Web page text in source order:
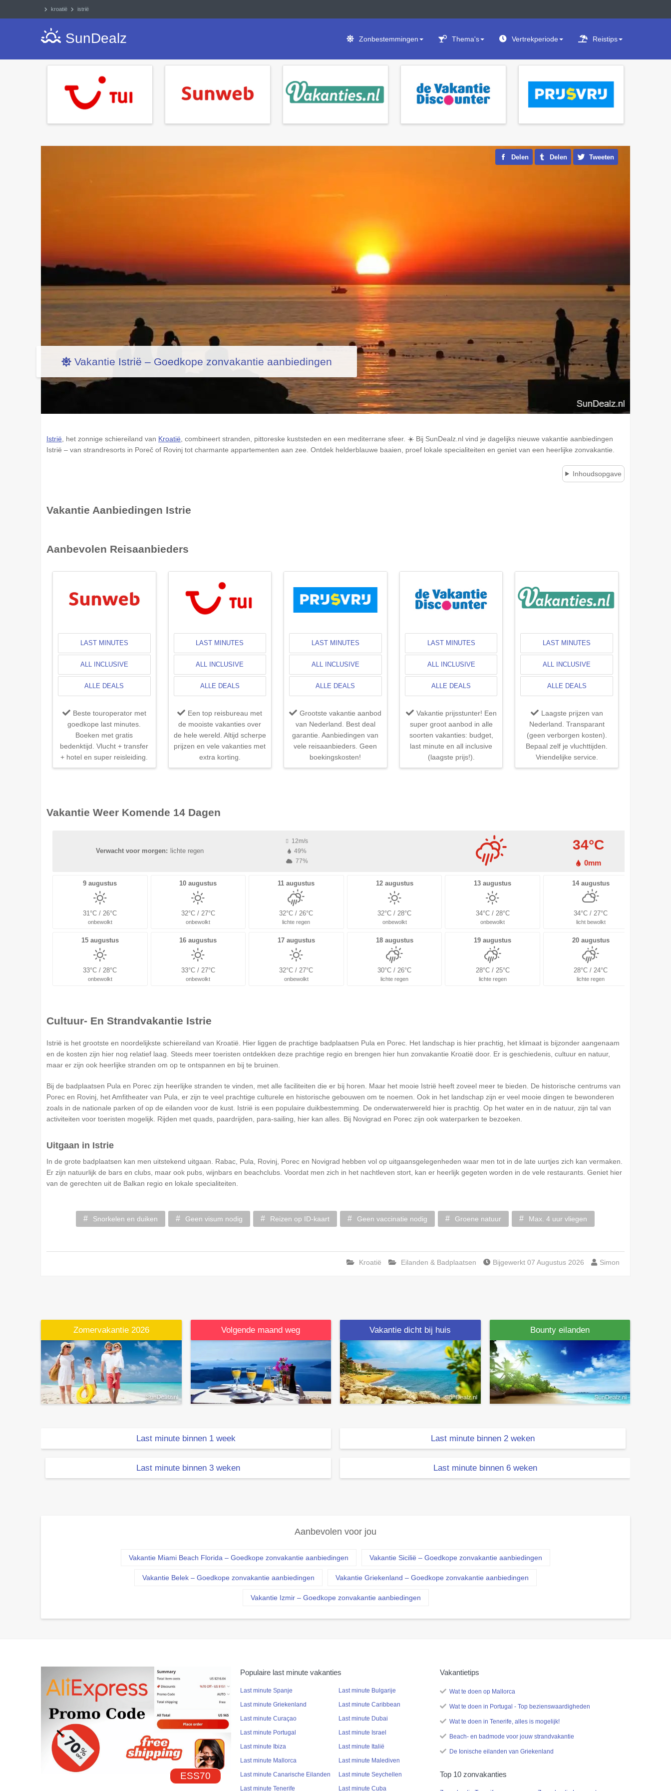
kroatië istrië
SunDealz Zonbestemmingen Thema's Vertrekperiode Reistips
Vakantie Istrië – Goedkope zonvakantie aanbiedingen
Delen Delen Tweeten
Istrië , het zonnige schiereiland van Kroatië , combineert stranden, pittoreske kuststeden en een mediterrane sfeer. ☀️ Bij SunDealz.nl vind je dagelijks nieuwe vakantie aanbiedingen
Istrië – van strandresorts in Poreč of Rovinj tot charmante appartementen aan zee. Ontdek helderblauwe baaien, proef lokale specialiteiten en geniet van een heerlijke zonvakantie.
Inhoudsopgave
Vakantie Aanbiedingen Istrie
Aanbevolen Reisaanbieders
LAST MINUTES
ALL INCLUSIVE
ALLE DEALS
Beste touroperator met
goedkope last minutes.
Boeken met gratis
bedenktijd. Vlucht + transfer
+ hotel en super reisleiding.
LAST MINUTES
ALL INCLUSIVE
ALLE DEALS
Een top reisbureau met
de mooiste vakanties over
de hele wereld. Altijd scherpe
prijzen en vele vakanties met
extra korting.
LAST MINUTES
ALL INCLUSIVE
ALLE DEALS
Grootste vakantie aanbod
van Nederland. Best deal
garantie. Aanbiedingen van
vele reisaanbieders. Geen
boekingskosten!
LAST MINUTES
ALL INCLUSIVE
ALLE DEALS
Vakantie prijsstunter! Een
super groot aanbod in alle
soorten vakanties: budget,
last minute en all inclusive
(laagste prijs!).
LAST MINUTES
ALL INCLUSIVE
ALLE DEALS
Laagste prijzen van
Nederland. Transparant
(geen verborgen kosten).
Bepaal zelf je vluchttijden.
Vriendelijke service.
Vakantie Weer Komende 14 Dagen
Verwacht voor morgen: lichte regen 34°C
0mm
12m/s
49%
77%
9 augustus
31°C / 26°C
onbewolkt
10 augustus
32°C / 27°C
onbewolkt
11 augustus
32°C / 26°C
lichte regen
12 augustus
32°C / 28°C
onbewolkt
13 augustus
34°C / 28°C
onbewolkt
14 augustus
34°C / 27°C
licht bewolkt
15 augustus
33°C / 28°C
onbewolkt
16 augustus
33°C / 27°C
onbewolkt
17 augustus
32°C / 27°C
onbewolkt
18 augustus
30°C / 26°C
lichte regen
19 augustus
28°C / 25°C
lichte regen
20 augustus
28°C / 24°C
lichte regen
Cultuur- En Strandvakantie Istrie
Istrië is het grootste en noordelijkste schiereiland van Kroatië. Hier liggen de prachtige badplaatsen Pula en Porec. Het landschap is hier prachtig, het klimaat is bijzonder aangenaam
en de kosten zijn hier nog relatief laag. Steeds meer toeristen ontdekken deze prachtige regio en brengen hier hun zonvakantie Kroatië door. Er is geschiedenis, cultuur en natuur,
maar er zijn ook heerlijke stranden om op te ontspannen en bij te bruinen.
Bij de badplaatsen Pula en Porec zijn heerlijke stranden te vinden, met alle faciliteiten die er bij horen. Maar het mooie Istrië heeft zoveel meer te bieden. De historische centrums van
Porec en Rovinj, het Amfitheater van Pula, er zijn te veel prachtige culturele en historische gebouwen om te noemen. Ook in het landschap zijn er veel mooie dingen te bewonderen
zoals in de nationale parken of op de eilanden voor de kust. Istrië is een populaire duikbestemming. De onderwaterwereld hier is prachtig. Op het water en in de natuur, zijn tal van
activiteiten voor toeristen mogelijk. Rijden met quads, paardrijden, para-sailing, hier kan alles. Bij Novigrad en Porec zijn ook waterparken te bezoeken.
Uitgaan in Istrie
In de grote badplaatsen kan men uitstekend uitgaan. Rabac, Pula, Rovinj, Porec en Novigrad hebben vol op uitgaansgelegenheden waar men tot in de late uurtjes zich kan vermaken.
Er zijn natuurlijk de bars en clubs, maar ook pubs, wijnbars en beachclubs. Voordat men zich in het nachtleven stort, kan er heerlijk gegeten worden in de vele restaurants. Geniet hier
van de gerechten uit de Balkan regio en lokale specialiteiten.
Snorkelen en duiken Geen visum nodig Reizen op ID-kaart Geen vaccinatie nodig Groene natuur Max. 4 uur vliegen
Kroatië Eilanden & Badplaatsen Bijgewerkt 07 Augustus 2026 Simon
Zomervakantie 2026 Volgende maand weg Vakantie dicht bij huis Bounty eilanden
Last minute binnen 1 week Last minute binnen 2 weken
Last minute binnen 3 weken Last minute binnen 6 weken
Aanbevolen voor jou
Vakantie Miami Beach Florida – Goedkope zonvakantie aanbiedingen Vakantie Sicilië – Goedkope zonvakantie aanbiedingen
Vakantie Belek – Goedkope zonvakantie aanbiedingen Vakantie Griekenland – Goedkope zonvakantie aanbiedingen
Vakantie Izmir – Goedkope zonvakantie aanbiedingen
ESS70
Populaire last minute vakanties
Last minute Spanje
Last minute Griekenland
Last minute Curaçao
Last minute Portugal
Last minute Ibiza
Last minute Mallorca
Last minute Canarische Eilanden
Last minute Tenerife
Last minute Bulgarije
Last minute Caribbean
Last minute Dubai
Last minute Israel
Last minute Italië
Last minute Malediven
Last minute Seychellen
Last minute Cuba
Vakantietips
Wat te doen op Mallorca
Wat te doen in Portugal - Top bezienswaardigheden
Wat te doen in Tenerife, alles is mogelijk!
Beach- en badmode voor jouw strandvakantie
De Ionische eilanden van Griekenland
Top 10 zonvakanties